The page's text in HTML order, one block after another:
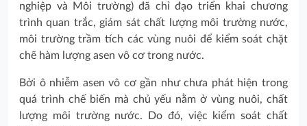
nghiệp và Môi trường) đã chỉ đạo triển khai chương
trình quan trắc, giám sát chất lượng môi trường nước,
môi trường trầm tích các vùng nuôi để kiểm soát chặt
chẽ hàm lượng asen vô cơ trong nước.
Bởi ô nhiễm asen vô cơ gần như chưa phát hiện trong
quá trình chế biến mà chủ yếu nằm ở vùng nuôi, chất
lượng môi trường nước. Do đó, việc kiểm soát chất